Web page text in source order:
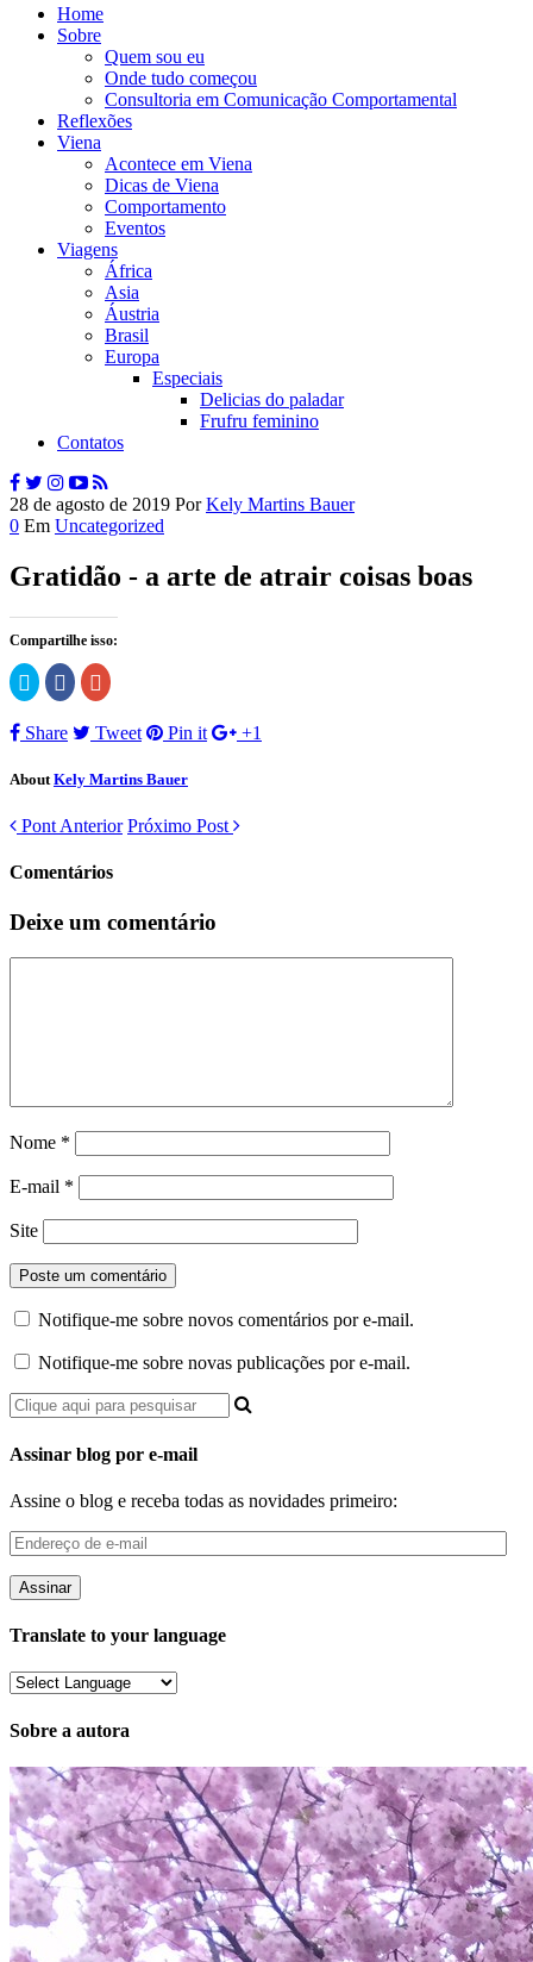
Home
Sobre
Quem sou eu
Onde tudo começou
Consultoria em Comunicação Comportamental
Reflexões
Viena
Acontece em Viena
Dicas de Viena
Comportamento
Eventos
Viagens
África
Asia
Áustria
Brasil
Europa
Especiais
Delicias do paladar
Frufru feminino
Contatos
28 de agosto de 2019 Por Kely Martins Bauer
0 Em Uncategorized
Gratidão - a arte de atrair coisas boas
Compartilhe isso:
Clique
para
compartilhar
Twitter(abre
janela)
Clique
para
compartilhar
no
Facebook(abre
janela)
Compartilhe
no
em
Share Tweet Pin it +1
About Kely Martins Bauer
Pont Anterior Próximo Post
Comentários
Deixe um comentário
Nome *
E-mail *
Site
Notifique-me sobre novos comentários por e-mail.
Notifique-me sobre novas publicações por e-mail.
Assinar blog por e-mail
Assine o blog e receba todas as novidades primeiro:
Endereço
de
e-
mail
Translate to your language
Sobre a autora